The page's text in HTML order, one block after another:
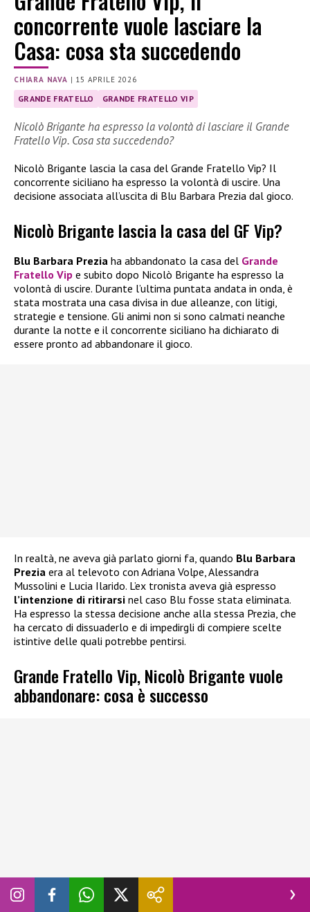
concorrente vuole lasciare la
Casa: cosa sta succedendo
CHIARA NAVA | 15 APRILE 2026
GRANDE FRATELLO GRANDE FRATELLO VIP
Nicolò Brigante ha espresso la volontà di lasciare il Grande
Fratello Vip. Cosa sta succedendo?
Nicolò Brigante lascia la casa del Grande Fratello Vip? Il
concorrente siciliano ha espresso la volontà di uscire. Una
decisione associata all’uscita di Blu Barbara Prezia dal gioco.
Nicolò Brigante lascia la casa del GF Vip?
Blu Barbara Prezia ha abbandonato la casa del Grande
Fratello Vip e subito dopo Nicolò Brigante ha espresso la
volontà di uscire. Durante l’ultima puntata andata in onda, è
stata mostrata una casa divisa in due alleanze, con litigi,
strategie e tensione. Gli animi non si sono calmati neanche
durante la notte e il concorrente siciliano ha dichiarato di
essere pronto ad abbandonare il gioco.
In realtà, ne aveva già parlato giorni fa, quando Blu Barbara
Prezia era al televoto con Adriana Volpe, Alessandra
Mussolini e Lucia Ilarido. L’ex tronista aveva già espresso
l’intenzione di ritirarsi nel caso Blu fosse stata eliminata.
Ha espresso la stessa decisione anche alla stessa Prezia, che
ha cercato di dissuaderlo e di impedirgli di compiere scelte
istintive delle quali potrebbe pentirsi.
Grande Fratello Vip, Nicolò Brigante vuole
abbandonare: cosa è successo